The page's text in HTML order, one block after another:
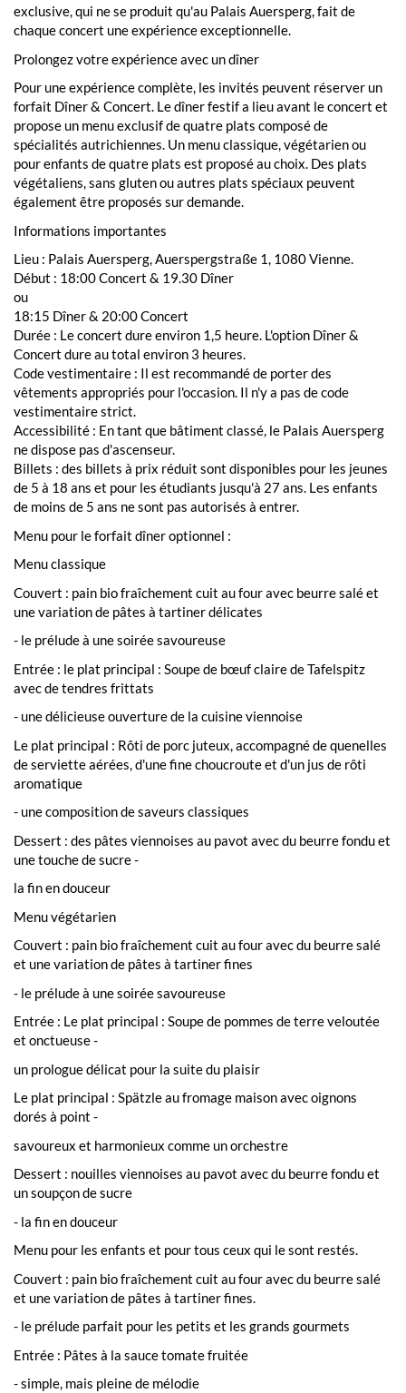
exclusive, qui ne se produit qu'au Palais Auersperg, fait de
chaque concert une expérience exceptionnelle.
Prolongez votre expérience avec un dîner
Pour une expérience complète, les invités peuvent réserver un
forfait Dîner & Concert. Le dîner festif a lieu avant le concert et
propose un menu exclusif de quatre plats composé de
spécialités autrichiennes. Un menu classique, végétarien ou
pour enfants de quatre plats est proposé au choix. Des plats
végétaliens, sans gluten ou autres plats spéciaux peuvent
également être proposés sur demande.
Informations importantes
Lieu : Palais Auersperg, Auerspergstraße 1, 1080 Vienne.
Début : 18:00 Concert & 19.30 Dîner
ou
18:15 Dîner & 20:00 Concert
Durée : Le concert dure environ 1,5 heure. L'option Dîner &
Concert dure au total environ 3 heures.
Code vestimentaire : Il est recommandé de porter des
vêtements appropriés pour l'occasion. Il n'y a pas de code
vestimentaire strict.
Accessibilité : En tant que bâtiment classé, le Palais Auersperg
ne dispose pas d'ascenseur.
Billets : des billets à prix réduit sont disponibles pour les jeunes
de 5 à 18 ans et pour les étudiants jusqu'à 27 ans. Les enfants
de moins de 5 ans ne sont pas autorisés à entrer.
Menu pour le forfait dîner optionnel :
Menu classique
Couvert : pain bio fraîchement cuit au four avec beurre salé et
une variation de pâtes à tartiner délicates
- le prélude à une soirée savoureuse
Entrée : le plat principal : Soupe de bœuf claire de Tafelspitz
avec de tendres frittats
- une délicieuse ouverture de la cuisine viennoise
Le plat principal : Rôti de porc juteux, accompagné de quenelles
de serviette aérées, d'une fine choucroute et d'un jus de rôti
aromatique
- une composition de saveurs classiques
Dessert : des pâtes viennoises au pavot avec du beurre fondu et
une touche de sucre -
la fin en douceur
Menu végétarien
Couvert : pain bio fraîchement cuit au four avec du beurre salé
et une variation de pâtes à tartiner fines
- le prélude à une soirée savoureuse
Entrée : Le plat principal : Soupe de pommes de terre veloutée
et onctueuse -
un prologue délicat pour la suite du plaisir
Le plat principal : Spätzle au fromage maison avec oignons
dorés à point -
savoureux et harmonieux comme un orchestre
Dessert : nouilles viennoises au pavot avec du beurre fondu et
un soupçon de sucre
- la fin en douceur
Menu pour les enfants et pour tous ceux qui le sont restés.
Couvert : pain bio fraîchement cuit au four avec du beurre salé
et une variation de pâtes à tartiner fines.
- le prélude parfait pour les petits et les grands gourmets
Entrée : Pâtes à la sauce tomate fruitée
- simple, mais pleine de mélodie